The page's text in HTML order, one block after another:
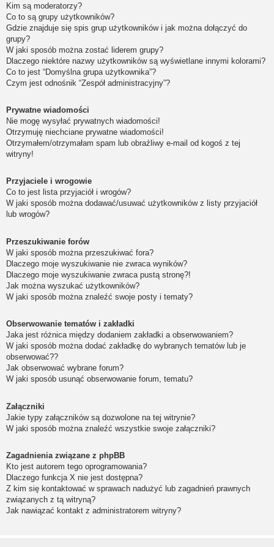
Kim są moderatorzy?
Co to są grupy użytkowników?
Gdzie znajduje się spis grup użytkowników i jak można dołączyć do
grupy?
W jaki sposób można zostać liderem grupy?
Dlaczego niektóre nazwy użytkowników są wyświetlane innymi kolorami?
Co to jest “Domyślna grupa użytkownika”?
Czym jest odnośnik “Zespół administracyjny”?
Prywatne wiadomości
Nie mogę wysyłać prywatnych wiadomości!
Otrzymuję niechciane prywatne wiadomości!
Otrzymałem/otrzymałam spam lub obraźliwy e-mail od kogoś z tej
witryny!
Przyjaciele i wrogowie
Co to jest lista przyjaciół i wrogów?
W jaki sposób można dodawać/usuwać użytkowników z listy przyjaciół
lub wrogów?
Przeszukiwanie forów
W jaki sposób można przeszukiwać fora?
Dlaczego moje wyszukiwanie nie zwraca wyników?
Dlaczego moje wyszukiwanie zwraca pustą stronę?!
Jak można wyszukać użytkowników?
W jaki sposób można znaleźć swoje posty i tematy?
Obserwowanie tematów i zakładki
Jaka jest różnica między dodaniem zakładki a obserwowaniem?
W jaki sposób można dodać zakładkę do wybranych tematów lub je
obserwować??
Jak obserwować wybrane forum?
W jaki sposób usunąć obserwowanie forum, tematu?
Załączniki
Jakie typy załączników są dozwolone na tej witrynie?
W jaki sposób można znaleźć wszystkie swoje załączniki?
Zagadnienia związane z phpBB
Kto jest autorem tego oprogramowania?
Dlaczego funkcja X nie jest dostępna?
Z kim się kontaktować w sprawach nadużyć lub zagadnień prawnych
związanych z tą witryną?
Jak nawiązać kontakt z administratorem witryny?